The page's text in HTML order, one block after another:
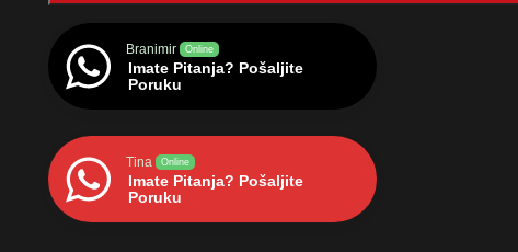
Branimir Online
Imate Pitanja? Pošaljite
Poruku
Tina Online
Imate Pitanja? Pošaljite
Poruku